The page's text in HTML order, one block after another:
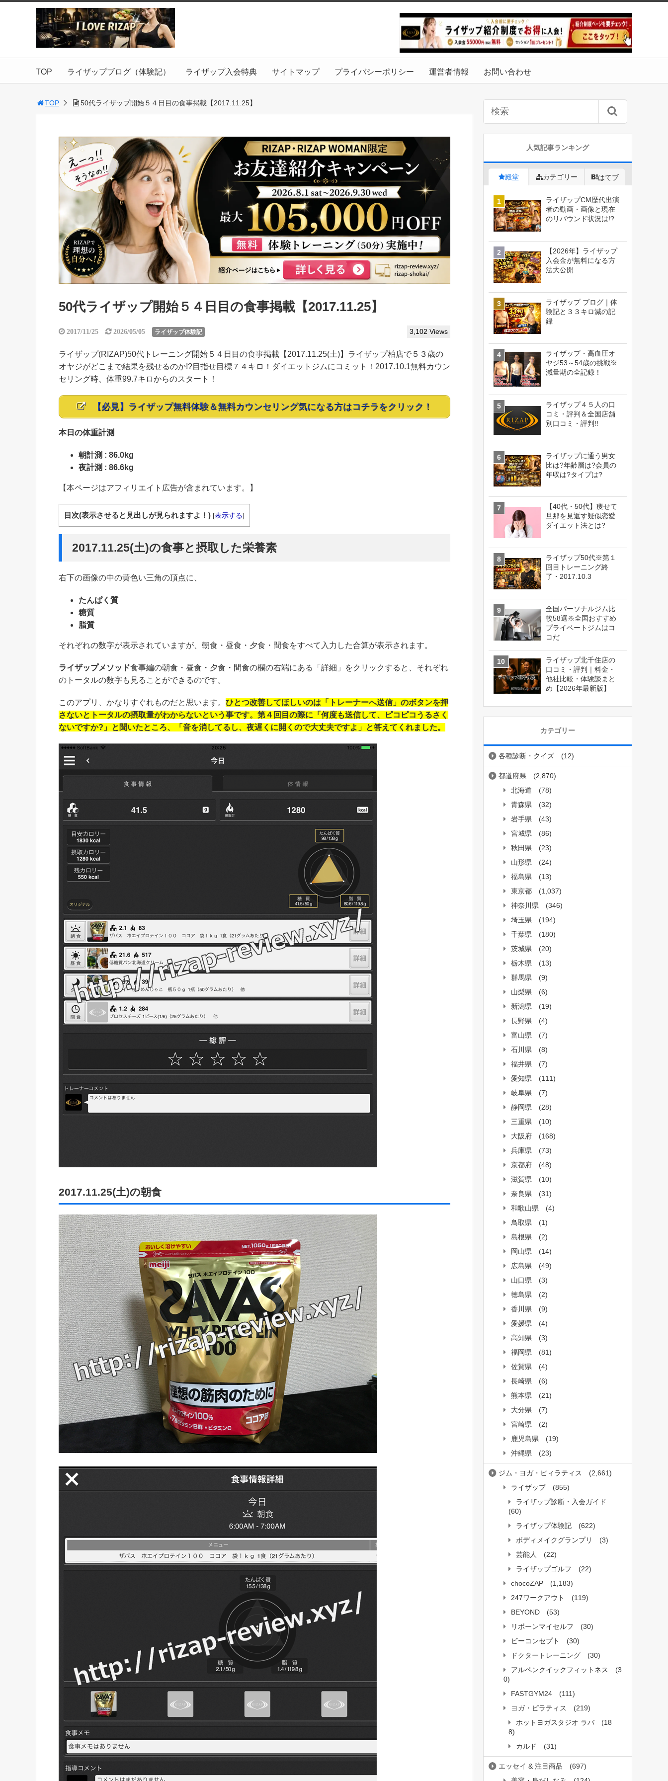
TOP ライザップブログ（体験記） ライザップ入会特典 サイトマップ プライバシーポリシー 運営者情報 お問い合わせ
TOP 50代ライザップ開始５４日目の食事掲載【2017.11.25】
50代ライザップ開始５４日目の食事掲載【2017.11.25】
2017/11/25 2026/05/05 ライザップ体験記 3,102 Views
ライザップ(RIZAP)50代トレーニング開始５４日目の食事掲載【2017.11.25(土)】ライザップ柏店で５３歳の
オヤジがどこまで結果を残せるのか!?目指せ目標７４キロ！ダイエットジムにコミット！2017.10.1無料カウン
セリング時、体重99.7キロからのスタート！
【必見】ライザップ無料体験＆無料カウンセリング気になる方はコチラをクリック！
本日の体重計測
朝計測 : 86.0kg
夜計測 : 86.6kg
【本ページはアフィリエイト広告が含まれています。】
目次(表示させると見出しが見られますよ！) [表示する]
2017.11.25(土)の食事と摂取した栄養素
右下の画像の中の黄色い三角の頂点に、
たんぱく質
糖質
脂質
それぞれの数字が表示されていますが、朝食・昼食・夕食・間食をすべて入力した合算が表示されます。
ライザップメソッド食事編の朝食・昼食・夕食・間食の欄の右端にある「詳細」をクリックすると、それぞれ
のトータルの数字も見ることができるのです。
このアプリ、かなりすぐれものだと思います。 ひとつ改善してほしいのは「トレーナーへ送信」のボタンを押
さないとトータルの摂取量がわからないという事です。第４回目の際に「何度も送信して、ピコピコうるさく
ないですか?」と聞いたところ、「音を消してるし、夜遅くに開くので大丈夫ですよ」と答えてくれました。
2017.11.25(土)の朝食
人気記事ランキング
殿堂 カテゴリー はてブ
ライザップCM歴代出演
者の動画・画像と現在
のリバウンド状況は!?
【2026年】ライザップ
入会金が無料になる方
法大公開
ライザップ ブログ｜体
験記と３３キロ減の記
録
ライザップ・高血圧オ
ヤジ53～54歳の挑戦※
減量期の全記録！
ライザップ４５人の口
コミ・評判＆全国店舗
別口コミ・評判!!
ライザップに通う男女
比は?年齢層は?会員の
年収は?タイプは?
【40代・50代】痩せて
旦那を見返す疑似恋愛
ダイエット法とは?
ライザップ50代※第１
回目トレーニング終
了・2017.10.3
全国パーソナルジム比
較58選※全国おすすめ
プライベートジムはコ
コだ
ライザップ北千住店の
口コミ・評判｜料金・
他社比較・体験談まと
め【2026年最新版】
カテゴリー
各種診断・クイズ (12)
都道府県
(2,870)
北海道
(78)
青森県
(32)
岩手県
(43)
宮城県
(86)
秋田県
(23)
山形県
(24)
福島県
(13)
東京都
(1,037)
神奈川県
(346)
埼玉県
(194)
千葉県
(180)
茨城県
(20)
栃木県
(13)
群馬県
(9)
山梨県
(6)
新潟県
(19)
長野県
(4)
富山県
(7)
石川県
(8)
福井県
(7)
愛知県
(111)
岐阜県
(7)
静岡県
(28)
三重県
(10)
大阪府
(168)
兵庫県
(73)
京都府
(48)
滋賀県
(10)
奈良県
(31)
和歌山県
(4)
鳥取県
(1)
島根県
(2)
岡山県
(14)
広島県
(49)
山口県
(3)
徳島県
(2)
香川県
(9)
愛媛県
(4)
高知県
(3)
福岡県
(81)
佐賀県
(4)
長崎県
(6)
熊本県
(21)
大分県
(7)
宮崎県
(2)
鹿児島県
(19)
沖縄県
(23)
ジム・ヨガ・ピィラティス
(2,661)
ライザップ
(855)
ライザップ診断・入会ガイド
(60)
ライザップ体験記
(622)
ボディメイクグランプリ
(3)
芸能人
(22)
ライザップゴルフ
(22)
chocoZAP
(1,183)
247ワークアウト
(119)
BEYOND
(53)
リボーンマイセルフ
(30)
ビーコンセプト
(30)
ドクタートレーニング
(30)
アルペンクイックフィットネス
(3
0)
FASTGYM24
(111)
ヨガ・ピラティス
(219)
ホットヨガスタジオ ラバ
(18
8)
カルド
(31)
エッセイ & 注目商品
(697)